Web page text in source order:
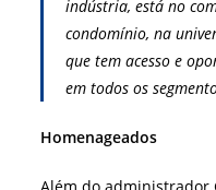
indústria, está no
condomínio, na
que tem acesso e
em todos os
Homenageados